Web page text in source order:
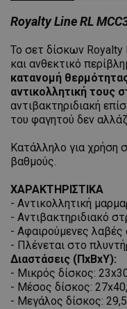
Royalty Line RL
Το σετ δίσκων Royalty
και ανθεκτικό
κατανομή
αντικολλητική τους
αντιβακτηριδιακή
του φαγητού δεν
Κατάλληλο για χρήση
βαθμούς.
ΧΑΡΑΚΤΗΡΙΣΤΙΚΑ
- Αντικολλητική
- Αντιβακτηριδιακό
- Αφαιρούμενες λαβές
- Πλένεται στο
Διαστάσεις (ΠxΒxΥ):
- Μικρός δίσκος:
- Μέσος δίσκος:
- Μεγάλος δίσκος: